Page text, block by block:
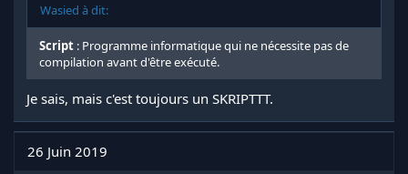
Wasied à dit:
Script : Programme informatique qui ne nécessite pas de
compilation avant d'être exécuté.
Je sais, mais c'est toujours un SKRIPTTT.
26 Juin 2019